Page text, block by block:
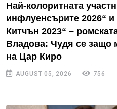
Най-колоритната
инфлуенсърите 2026“ и
Китчън 2023“ –
Владова: Чудя се защо
на Цар Киро
AUGUST 05, 2026 756